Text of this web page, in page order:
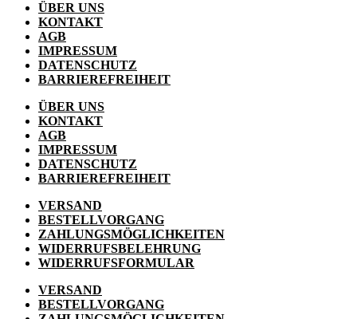
ÜBER UNS
KONTAKT
AGB
IMPRESSUM
DATENSCHUTZ
BARRIEREFREIHEIT
ÜBER UNS
KONTAKT
AGB
IMPRESSUM
DATENSCHUTZ
BARRIEREFREIHEIT
VERSAND
BESTELLVORGANG
ZAHLUNGSMÖGLICHKEITEN
WIDERRUFSBELEHRUNG
WIDERRUFSFORMULAR
VERSAND
BESTELLVORGANG